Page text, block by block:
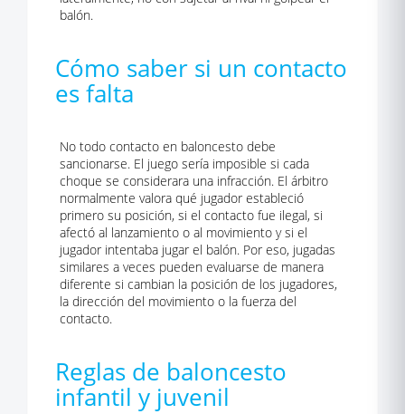
balón.
Cómo saber si un contacto
es falta
No todo contacto en baloncesto debe
sancionarse. El juego sería imposible si cada
choque se considerara una infracción. El árbitro
normalmente valora qué jugador estableció
primero su posición, si el contacto fue ilegal, si
afectó al lanzamiento o al movimiento y si el
jugador intentaba jugar el balón. Por eso, jugadas
similares a veces pueden evaluarse de manera
diferente si cambian la posición de los jugadores,
la dirección del movimiento o la fuerza del
contacto.
Reglas de baloncesto
infantil y juvenil